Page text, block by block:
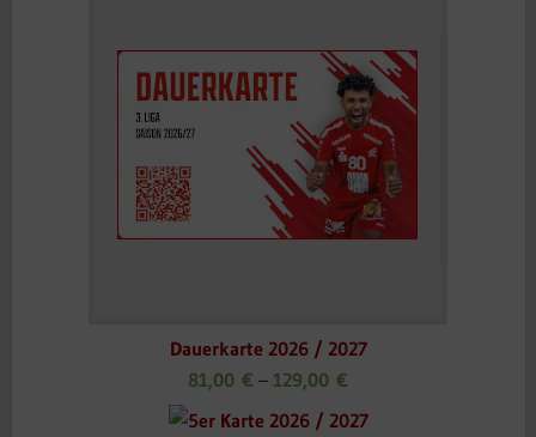
Dauerkarte 2026 / 2027
81,00 € – 129,00 €